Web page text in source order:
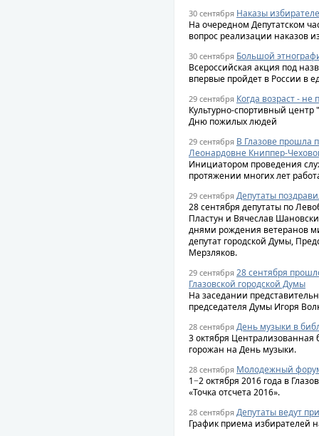
30 сентября Наказы
На очередном Депутатском
вопрос реализации наказов
30 сентября Большой
Всероссийская акция под
впервые пройдет в России в
29 сентября Когда возраст - не
Культурно-спортивный
Дню пожилых людей
29 сентября В Глазове прошла
Леонардовне Книппер-
Инициатором проведения
протяжении многих лет
29 сентября Депутаты
28 сентября депутаты по
Пластун и Вячеслав
днями рождения ветеранов
депутат городской Думы,
Мерзляков.
29 сентября 28 сентября
Глазовской городской Думы
На заседании
председателя Думы Игоря
28 сентября День музыки в
3 октября Централизованная
горожан на День музыки.
28 сентября Молодежный
1−2 октября 2016 года в
«Точка отсчета 2016».
28 сентября Депутаты ведут
График приема избирателей